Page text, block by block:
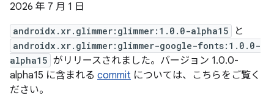
2026 年 7 月 1 日
androidx.xr.glimmer:glimmer:1.0.0-alpha15 と
androidx.xr.glimmer:glimmer-google-fonts:1.0.0-
alpha15 がリリースされました。バージョン 1.0.0-
alpha15 に含まれる commit については、こちらをご覧く
ださい。